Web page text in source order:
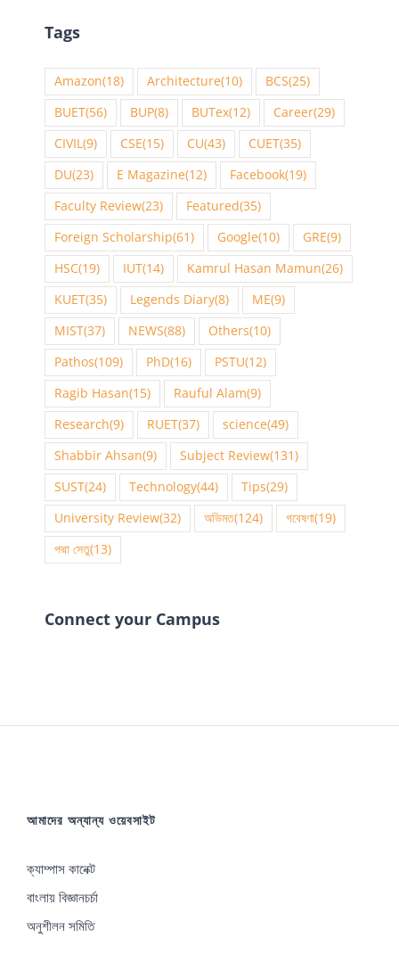
Tags
Amazon(18) Architecture(10) BCS(25)
BUET(56) BUP(8) BUTex(12) Career(29)
CIVIL(9) CSE(15) CU(43) CUET(35)
DU(23) E Magazine(12) Facebook(19)
Faculty Review(23) Featured(35)
Foreign Scholarship(61) Google(10) GRE(9)
HSC(19) IUT(14) Kamrul Hasan Mamun(26)
KUET(35) Legends Diary(8) ME(9)
MIST(37) NEWS(88) Others(10)
Pathos(109) PhD(16) PSTU(12)
Ragib Hasan(15) Rauful Alam(9)
Research(9) RUET(37) science(49)
Shabbir Ahsan(9) Subject Review(131)
SUST(24) Technology(44) Tips(29)
University Review(32) অভিমত(124) গবেষণা(19)
পদ্মা সেতু(13)
Connect your Campus
আমাদের অন্যান্য ওয়েবসাইট
ক্যাম্পাস কানেক্ট
বাংলায় বিজ্ঞানচর্চা
অনুশীলন সমিতি